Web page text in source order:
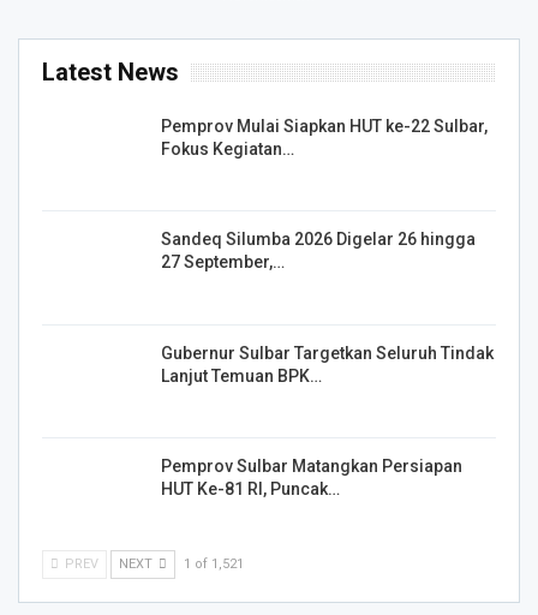
Latest News
Pemprov Mulai Siapkan HUT ke-22 Sulbar,
Fokus Kegiatan…
Sandeq Silumba 2026 Digelar 26 hingga
27 September,…
Gubernur Sulbar Targetkan Seluruh Tindak
Lanjut Temuan BPK…
Pemprov Sulbar Matangkan Persiapan
HUT Ke-81 RI, Puncak…
PREV NEXT 1 of 1,521